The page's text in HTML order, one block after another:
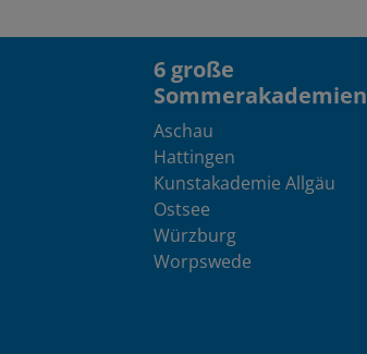
6 große
Sommerakademien
Aschau
Hattingen
Kunstakademie Allgäu
Ostsee
Würzburg
Worpswede